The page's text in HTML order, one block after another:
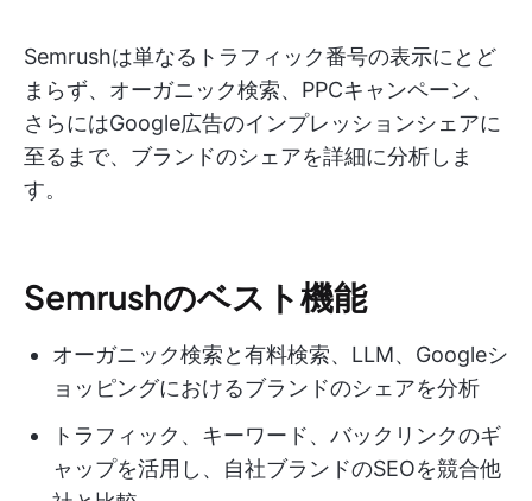
Semrushは単なるトラフィック番号の表示にとど
まらず、オーガニック検索、PPCキャンペーン、
さらにはGoogle広告のインプレッションシェアに
至るまで、ブランドのシェアを詳細に分析しま
す。
Semrushのベスト機能
オーガニック検索と有料検索、LLM、Googleシ
ョッピングにおけるブランドのシェアを分析
トラフィック、キーワード、バックリンクのギ
ャップを活用し、自社ブランドのSEOを競合他